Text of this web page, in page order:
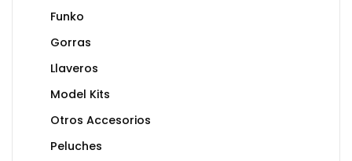
Funko
Gorras
Llaveros
Model Kits
Otros Accesorios
Peluches